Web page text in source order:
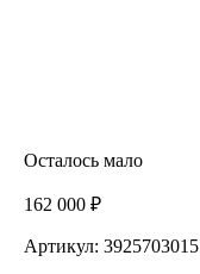
Осталось мало
162 000 ₽
Артикул: 3925703015